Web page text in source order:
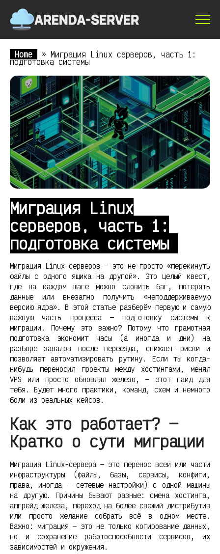
Home » Миграция Linux серверов, часть 1:
подготовка системы
Миграция Linux
серверов, часть 1:
подготовка системы
Миграция Linux серверов — это не просто «перекинуть
файлы с одного ящика на другой». Это целый квест,
где на каждом шаге можно словить баг, потерять
данные или внезапно получить «неподдерживаемую
версию ядра». В этой статье разберём первую и самую
важную часть процесса — подготовку системы к
миграции. Почему это важно? Потому что грамотная
подготовка экономит часы (а иногда и дни) на
разборе завалов после переезда, снижает риски и
позволяет автоматизировать рутину. Если ты когда-
нибудь переносил проекты между хостингами, менял
VPS или просто обновлял железо, — этот гайд для
тебя. Будет много практики, команд, схем и немного
боли из реальных кейсов.
Как это работает? —
Кратко о сути миграции
Миграция Linux-сервера — это перенос всей или части
инфраструктуры (файлы, базы, сервисы, конфиги,
права, иногда — сетевые настройки) с одной машины
на другую. Причины бывают разные: смена хостинга,
апгрейд железа, переход на более свежий дистрибутив
или просто желание собрать всё в одном месте.
Важно: миграция — это не только копирование данных,
но и сохранение работоспособности сервисов, их
зависимостей и окружения.